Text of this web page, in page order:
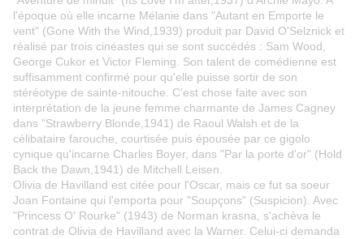
l'époque où elle incarne Mélanie dans "Autant en Emporte le
vent" (Gone With the Wind,1939) produit par David O'Selznick et
réalisé par trois cinéastes qui se sont succédés : Sam Wood,
George Cukor et Victor Fleming. Son talent de comédienne est
suffisamment confirmé pour qu'elle puisse sortir de son
stéréotype de sainte-nitouche. C'est chose faite avec son
interprétation de la jeune femme charmante de James Cagney
dans "Strawberry Blonde,1941) de Raoul Walsh et de la
célibataire farouche, courtisée puis épousée par ce gigolo
cynique qu'incarne Charles Boyer, dans "Par la porte d'or" (Hold
Back the Dawn,1941) de Mitchell Leisen.
Olivia de Havilland est citée pour l'Oscar, mais ce fut sa soeur
Joan Fontaine qui l'emporta pour "Soupçons" (Suspicion). Avec
"Princess O' Rourke" (1943) de Norman krasna, s'achèva le
contrat de Olivia de Havilland avec la Warner. Celui-ci demanda